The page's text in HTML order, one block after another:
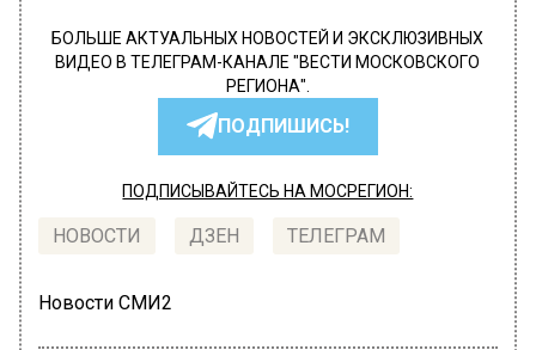
БОЛЬШЕ АКТУАЛЬНЫХ НОВОСТЕЙ И ЭКСКЛЮЗИВНЫХ
ВИДЕО В ТЕЛЕГРАМ-КАНАЛЕ "ВЕСТИ МОСКОВСКОГО
РЕГИОНА".
ПОДПИШИСЬ!
ПОДПИСЫВАЙТЕСЬ НА МОСРЕГИОН:
НОВОСТИ ДЗЕН ТЕЛЕГРАМ
Новости СМИ2